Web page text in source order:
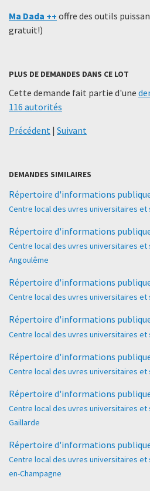
Ma Dada ++ offre des outils
gratuit!)
PLUS DE DEMANDES DANS CE LOT
Cette demande fait partie d'une
116 autorités
Précédent | Suivant
DEMANDES SIMILAIRES
Répertoire d'informations
Centre local des uvres universitaires et
Répertoire d'informations
Centre local des uvres universitaires et
Angoulême
Répertoire d'informations
Centre local des uvres universitaires et
Répertoire d'informations
Centre local des uvres universitaires et
Répertoire d'informations
Centre local des uvres universitaires et
Répertoire d'informations
Centre local des uvres universitaires et
Gaillarde
Répertoire d'informations
Centre local des uvres universitaires et
en-Champagne